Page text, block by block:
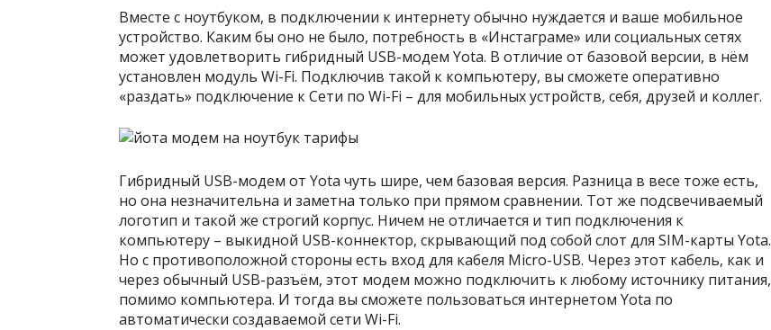
Вместе с ноутбуком, в подключении к интернету обычно нуждается и ваше мобильное
устройство. Каким бы оно не было, потребность в «Инстаграме» или социальных сетях
может удовлетворить гибридный USB-модем Yota. В отличие от базовой версии, в нём
установлен модуль Wi-Fi. Подключив такой к компьютеру, вы сможете оперативно
«раздать» подключение к Сети по Wi-Fi – для мобильных устройств, себя, друзей и коллег.
Гибридный USB-модем от Yota чуть шире, чем базовая версия. Разница в весе тоже есть,
но она незначительна и заметна только при прямом сравнении. Тот же подсвечиваемый
логотип и такой же строгий корпус. Ничем не отличается и тип подключения к
компьютеру – выкидной USB-коннектор, скрывающий под собой слот для SIM-карты Yota.
Но с противоположной стороны есть вход для кабеля Micro-USB. Через этот кабель, как и
через обычный USB-разъём, этот модем можно подключить к любому источнику питания,
помимо компьютера. И тогда вы сможете пользоваться интернетом Yota по
автоматически создаваемой сети Wi-Fi.